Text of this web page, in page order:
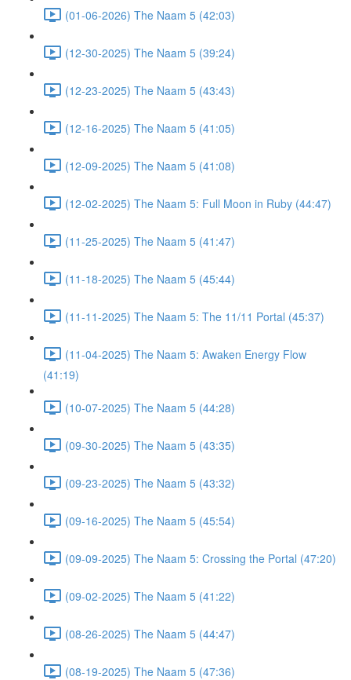
(01-06-2026) The Naam 5 (42:03)
(12-30-2025) The Naam 5 (39:24)
(12-23-2025) The Naam 5 (43:43)
(12-16-2025) The Naam 5 (41:05)
(12-09-2025) The Naam 5 (41:08)
(12-02-2025) The Naam 5: Full Moon in Ruby (44:47)
(11-25-2025) The Naam 5 (41:47)
(11-18-2025) The Naam 5 (45:44)
(11-11-2025) The Naam 5: The 11/11 Portal (45:37)
(11-04-2025) The Naam 5: Awaken Energy Flow
(41:19)
(10-07-2025) The Naam 5 (44:28)
(09-30-2025) The Naam 5 (43:35)
(09-23-2025) The Naam 5 (43:32)
(09-16-2025) The Naam 5 (45:54)
(09-09-2025) The Naam 5: Crossing the Portal (47:20)
(09-02-2025) The Naam 5 (41:22)
(08-26-2025) The Naam 5 (44:47)
(08-19-2025) The Naam 5 (47:36)